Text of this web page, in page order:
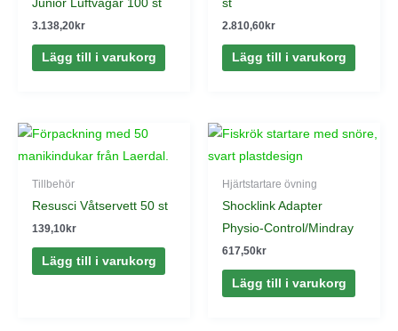
Junior Luftvägar 100 st
3.138,20kr
Lägg till i varukorg
st
2.810,60kr
Lägg till i varukorg
Tillbehör
Resusci Våtservett 50 st
139,10kr
Lägg till i varukorg
Hjärtstartare övning
Shocklink Adapter
Physio-Control/Mindray
617,50kr
Lägg till i varukorg